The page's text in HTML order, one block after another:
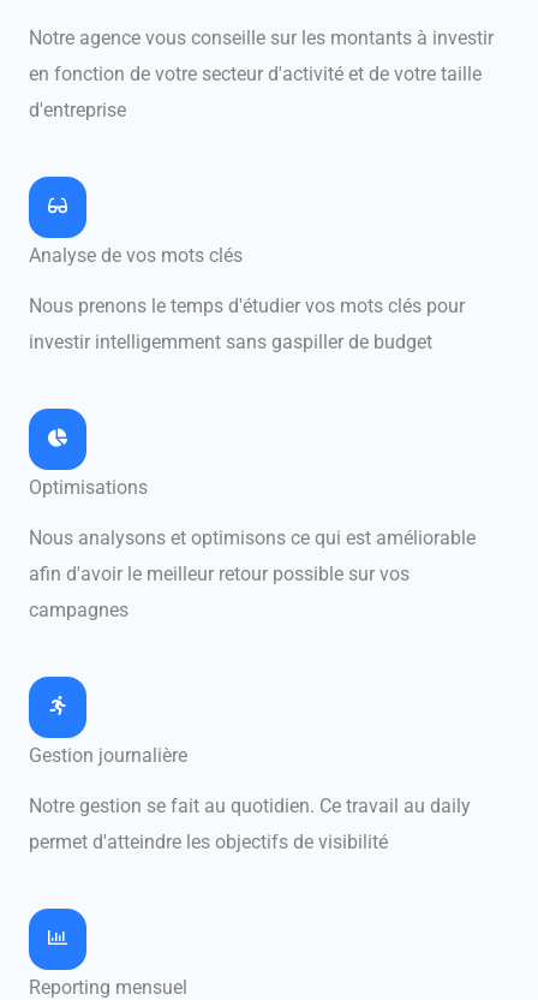
Notre agence vous conseille sur les montants à investir
en fonction de votre secteur d'activité et de votre taille
d'entreprise
Analyse de vos mots clés
Nous prenons le temps d'étudier vos mots clés pour
investir intelligemment sans gaspiller de budget
Optimisations
Nous analysons et optimisons ce qui est améliorable
afin d'avoir le meilleur retour possible sur vos
campagnes
Gestion journalière
Notre gestion se fait au quotidien. Ce travail au daily
permet d'atteindre les objectifs de visibilité
Reporting mensuel